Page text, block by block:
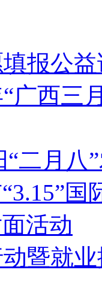
报公
广西三
二月八
活动
暨就